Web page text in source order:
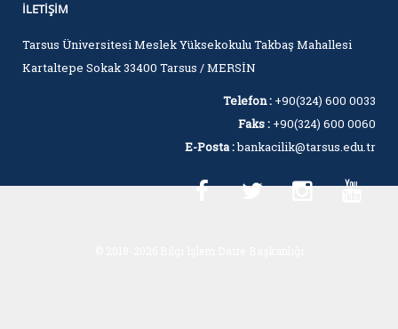
İLETIŞIM
Tarsus Üniversitesi Meslek Yüksekokulu Takbaş Mahallesi
Kartaltepe Sokak 33400 Tarsus / MERSİN
Telefon : +90(324) 600 0033
Faks : +90(324) 600 0060
E-Posta :bankacilik@tarsus.edu.tr